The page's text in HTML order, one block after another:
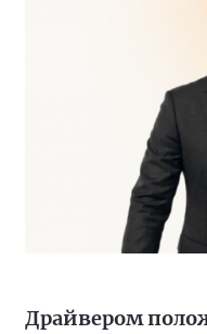
Драйвером